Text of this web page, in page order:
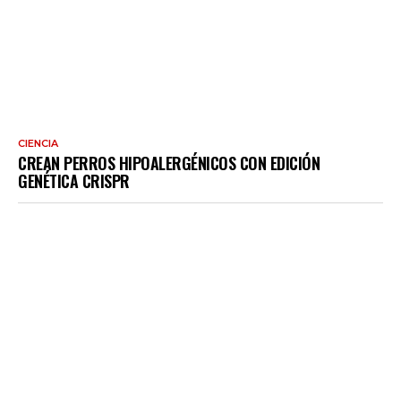
CIENCIA
CREAN PERROS HIPOALERGÉNICOS CON EDICIÓN
GENÉTICA CRISPR